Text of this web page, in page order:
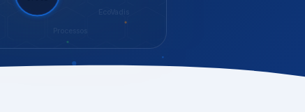
EcoVadis